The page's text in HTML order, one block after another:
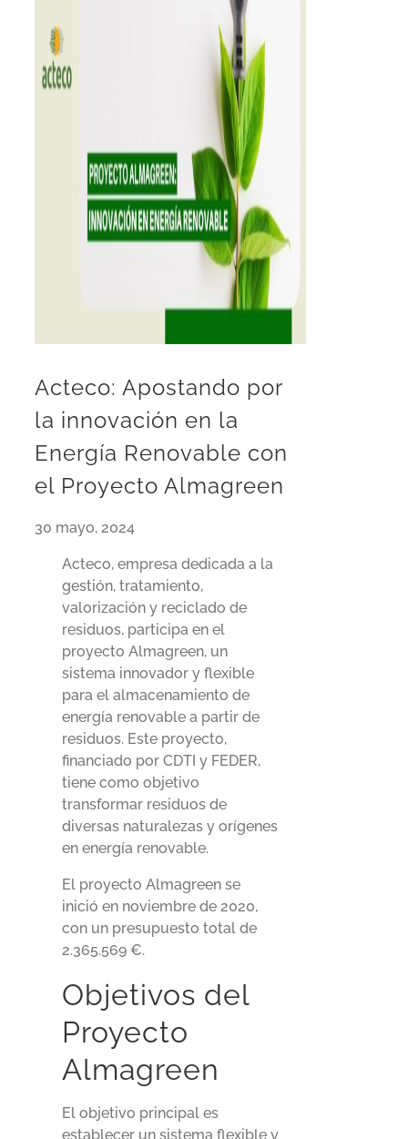
Acteco: Apostando por
la innovación en la
Energía Renovable con
el Proyecto Almagreen
30 mayo, 2024
Acteco, empresa dedicada a la
gestión, tratamiento,
valorización y reciclado de
residuos, participa en el
proyecto Almagreen, un
sistema innovador y flexible
para el almacenamiento de
energía renovable a partir de
residuos. Este proyecto,
financiado por CDTI y FEDER,
tiene como objetivo
transformar residuos de
diversas naturalezas y orígenes
en energía renovable.
El proyecto Almagreen se
inició en noviembre de 2020,
con un presupuesto total de
2.365.569 €.
Objetivos del
Proyecto
Almagreen
El objetivo principal es
establecer un sistema flexible y